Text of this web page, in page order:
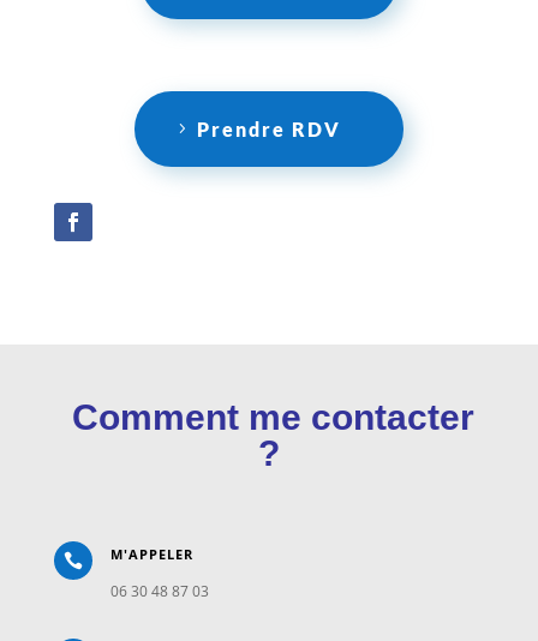
Prendre RDV
Comment me contacter
?
 M'APPELER
06 30 48 87 03